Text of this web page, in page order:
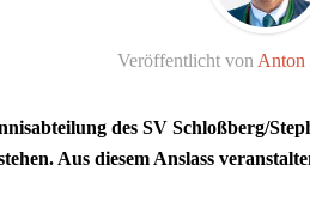
Veröffentlicht von Anton
des SV Schloßberg/
Aus diesem Anslass